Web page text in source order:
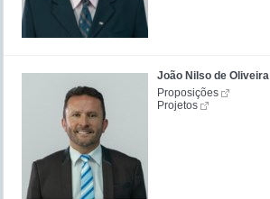
João Nilso de Oliveira
Proposições
Projetos